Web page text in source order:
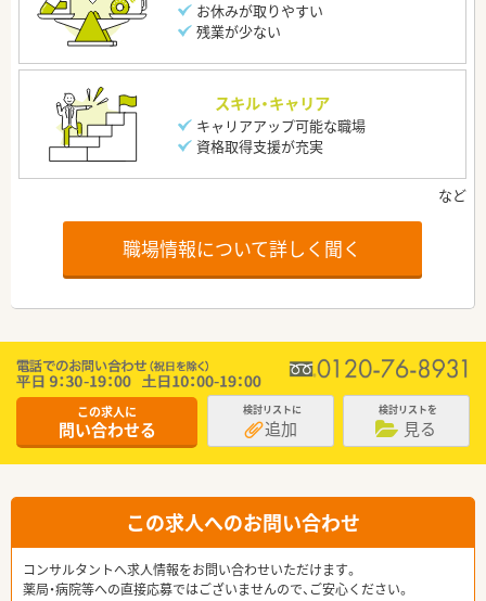
お休みが取りやすい
残業が少ない
スキル・キャリア
キャリアアップ可能な職場
資格取得支援が充実
職場情報について詳しく聞く
この求人に
問い合わせる
検討リストに
追加
検討リストを
見る
この求人へのお問い合わせ
コンサルタントへ求人情報をお問い合わせいただけます。
薬局・病院等への直接応募ではございませんので、ご安心ください。